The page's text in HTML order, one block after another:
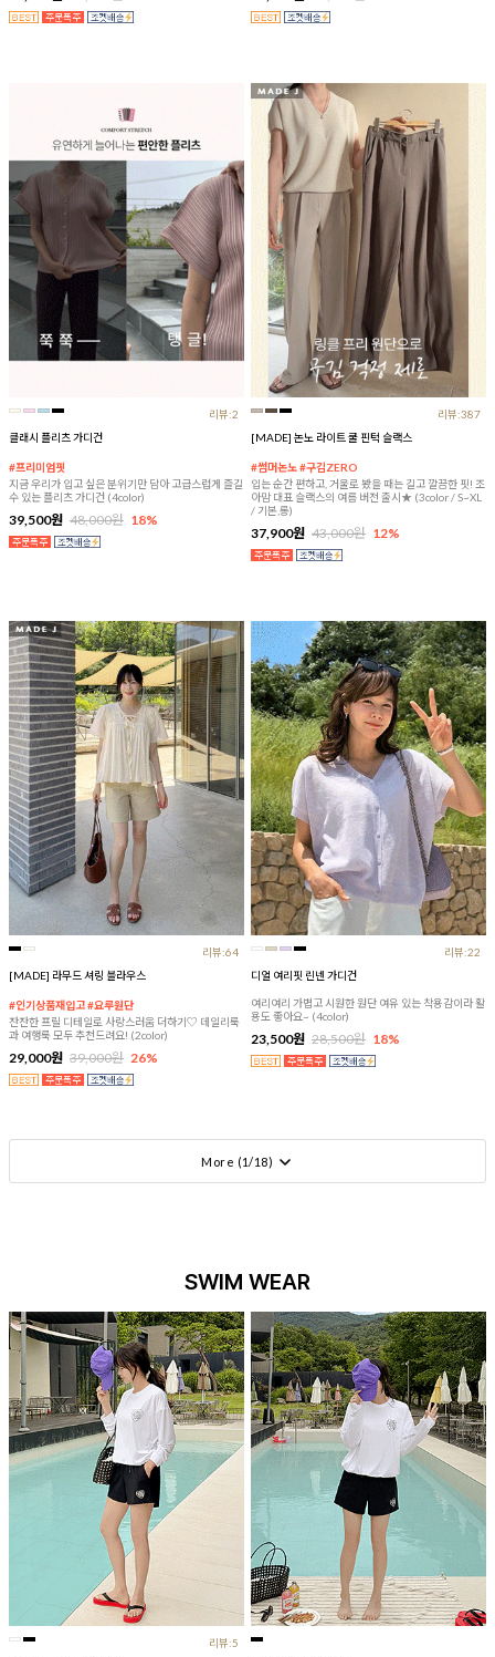
리뷰:2
클래시 플리츠 가디건
#프리미엄핏
지금 우리가 입고 싶은 분위기만 담아 고급스럽게 즐길
수 있는 플리츠 가디건 (4color)
39,500원 48,000원 18%
리뷰:387
[MADE] 논노 라이트 쿨 핀턱 슬랙스
#썸머논노 #구김ZERO
입는 순간 편하고, 거울로 봤을 때는 길고 깔끔한 핏! 조
아맘 대표 슬랙스의 여름 버전 출시★ (3color / S~XL
/ 기본,롱)
37,900원 43,000원 12%
리뷰:64
[MADE] 라무드 셔링 블라우스
#인기상품재입고 #요루원단
잔잔한 프릴 디테일로 사랑스러움 더하기♡ 데일리룩
과 여행룩 모두 추천드려요! (2color)
29,000원 39,000원 26%
리뷰:22
디얼 여리핏 린넨 가디건
여리여리 가볍고 시원한 원단 여유 있는 착용감이라 활
용도 좋아요~ (4color)
23,500원 28,500원 18%
More (1/18)
SWIM WEAR
리뷰:5